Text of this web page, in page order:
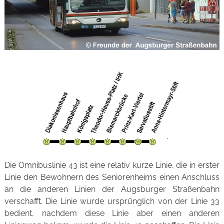
Die Omnibuslinie 43 ist eine relativ kurze Linie, die in erster
Linie den Bewohnern des Seniorenheims einen Anschluss
an die anderen Linien der Augsburger Straßenbahn
verschafft. Die Linie wurde ursprünglich von der Linie 33
bedient, nachdem diese Linie aber einen anderen